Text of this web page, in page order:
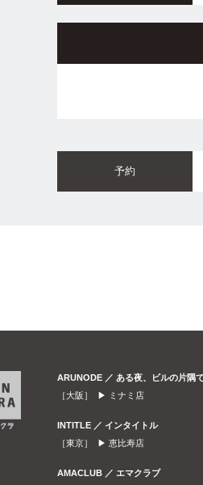
予約
ARUNODE ／ ある夜、ビルの片隅
［大阪］ ▶
ミナミ店
INTITLE ／ インタイトル
［東京］ ▶ 恵比寿店
AMACLUB ／ エマクラブ